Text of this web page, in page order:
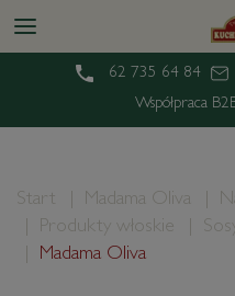
62 735 64 84
Współpraca
Start Madama Oliva
Produkty włoskie
Madama Oliva